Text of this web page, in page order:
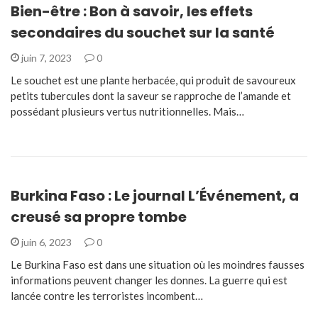
Bien-être : Bon à savoir, les effets
secondaires du souchet sur la santé
juin 7, 2023 0
Le souchet est une plante herbacée, qui produit de savoureux
petits tubercules dont la saveur se rapproche de l’amande et
possédant plusieurs vertus nutritionnelles. Mais…
Burkina Faso : Le journal L’Événement, a
creusé sa propre tombe
juin 6, 2023 0
Le Burkina Faso est dans une situation où les moindres fausses
informations peuvent changer les donnes. La guerre qui est
lancée contre les terroristes incombent…